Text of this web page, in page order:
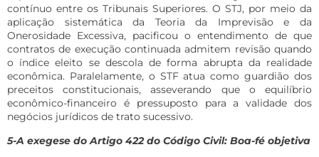
contínuo entre os Tribunais Superiores. O STJ, por meio da
aplicação sistemática da Teoria da Imprevisão e da
Onerosidade Excessiva, pacificou o entendimento de que
contratos de execução continuada admitem revisão quando
o índice eleito se descola de forma abrupta da realidade
econômica. Paralelamente, o STF atua como guardião dos
preceitos constitucionais, asseverando que o equilíbrio
econômico-financeiro é pressuposto para a validade dos
negócios jurídicos de trato sucessivo.
5-A exegese do Artigo 422 do Código Civil: Boa-fé objetiva